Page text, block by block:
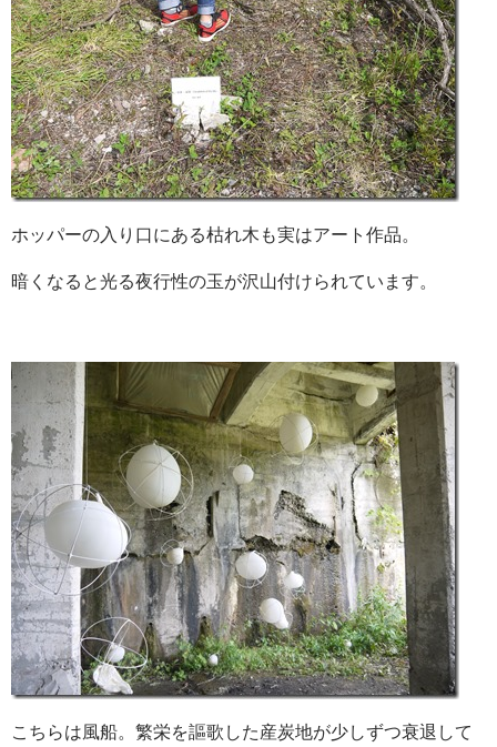
ホッパーの入り口にある枯れ木も実はアート作品。
暗くなると光る夜行性の玉が沢山付けられています。
こちらは風船。繁栄を謳歌した産炭地が少しずつ衰退して